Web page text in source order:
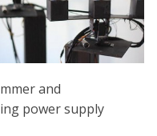
and
power supply